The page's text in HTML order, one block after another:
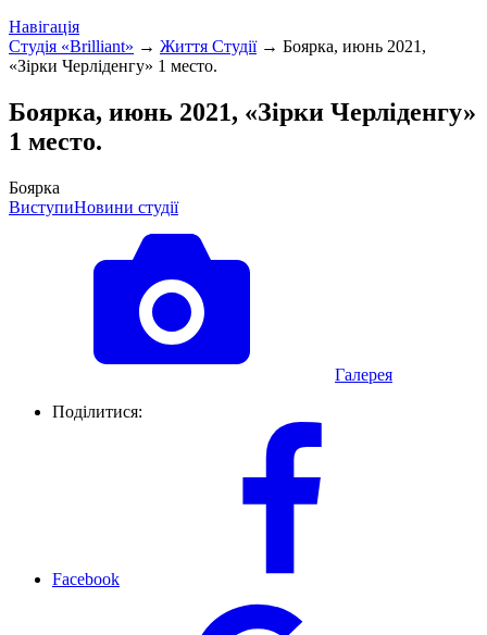
Навігація
Студія «Brilliant» → Життя Студії→ Боярка, июнь 2021,
«Зірки Черліденгу» 1 место.
Боярка, июнь 2021, «Зірки Черліденгу»
1 место.
Боярка
ВиступиНовини студії
Галерея
Поділитися:
Facebook